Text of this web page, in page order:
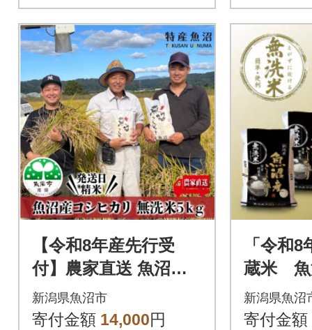
【令和8年産先行受
付】農家直送 魚沼産
コシヒカリ 無洗米5
Kg 【特産魚沼】
新潟県魚沼市
寄付金額 14,000円
「令和
蔵米 魚
リ無洗
新潟県魚沼
寄付金額